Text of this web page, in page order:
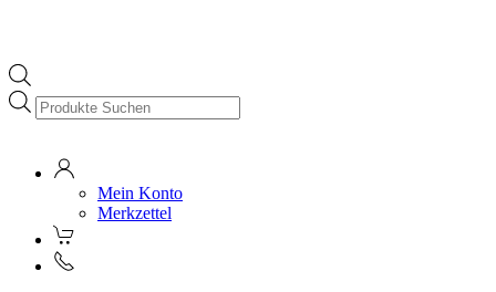
Products
search
Mein Konto
Merkzettel